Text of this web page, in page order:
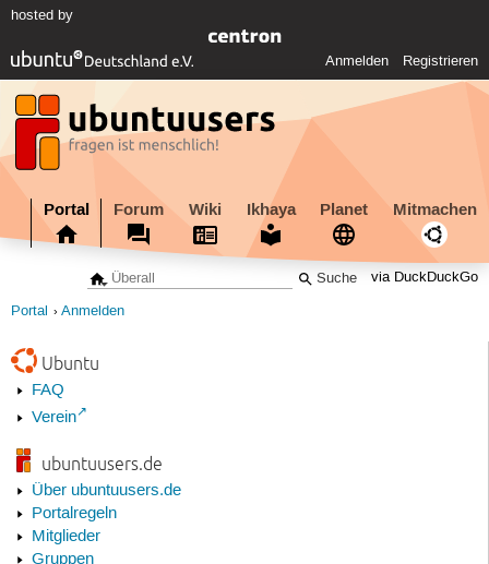
hosted by
Anmelden Registrieren
Portal Forum Wiki Ikhaya Planet Mitmachen
via DuckDuckGo
Portal Anmelden
Ubuntu
FAQ
Verein
ubuntuusers.de
Über ubuntuusers.de
Portalregeln
Mitglieder
Gruppen